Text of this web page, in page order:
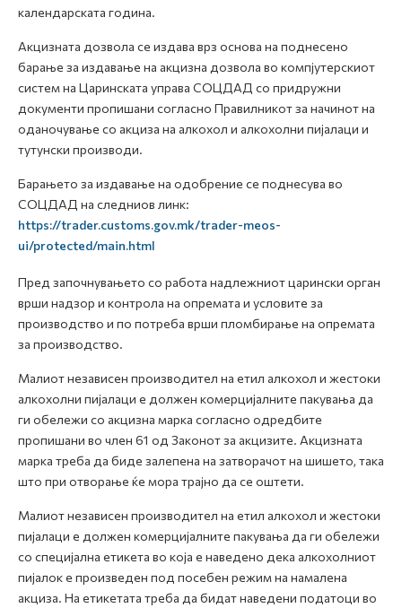
календарската година.
Акцизната дозвола се издава врз основа на поднесено
барање за издавање на акцизна дозвола во компјутерскиот
систем на Царинската управа СОЦДАД со придружни
документи пропишани согласно Правилникот за начинот на
оданочување со акциза на алкохол и алкохолни пијалаци и
тутунски производи.
Барањето за издавање на одобрение се поднесува во
СОЦДАД на следниов линк:
https://trader.customs.gov.mk/trader-meos-
ui/protected/main.html
Пред започнувањето со работа надлежниот царински орган
врши надзор и контрола на опремата и условите за
производство и по потреба врши пломбирање на опремата
за производство.
Малиот независен производител на етил алкохол и жестоки
алкохолни пијалаци е должен комерцијалните пакувања да
ги обележи со акцизна марка согласно одредбите
пропишани во член 61 од Законот за акцизите. Акцизната
марка треба да биде залепена на затворачот на шишето, така
што при отворање ќе мора трајно да се оштети.
Малиот независен производител на етил алкохол и жестоки
пијалаци е должен комерцијалните пакувања да ги обележи
со специјална етикета во која е наведено дека алкохолниот
пијалок е произведен под посебен режим на намалена
акциза. На етикетата треба да бидат наведени податоци во